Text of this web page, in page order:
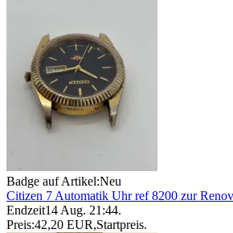
Badge auf Artikel:Neu
Citizen 7 Automatik Uhr ref 8200 zur
Endzeit14 Aug. 21:44.
Preis:42,20 EUR,Startpreis.